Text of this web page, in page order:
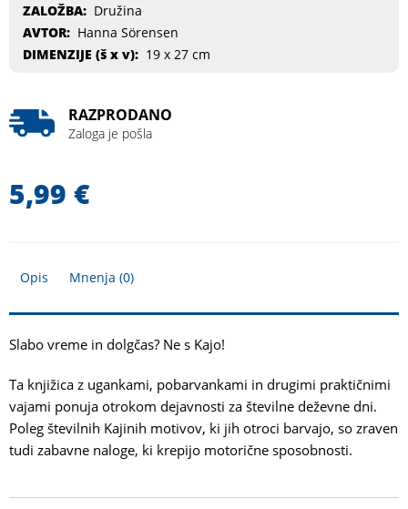
RAZPRODANO
Zaloga je pošla
5,99 €
ZALOŽBA: Družina
AVTOR: Hanna Sörensen
DIMENZIJE (š x v): 19 x 27 cm
Opis Mnenja (0)
Slabo vreme in dolgčas? Ne s Kajo!
Ta knjižica z ugankami, pobarvankami in drugimi praktičnimi
vajami ponuja otrokom dejavnosti za številne deževne dni.
Poleg številnih Kajinih motivov, ki jih otroci barvajo, so zraven
tudi zabavne naloge, ki krepijo motorične sposobnosti.